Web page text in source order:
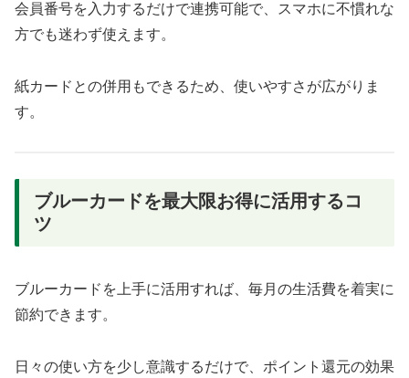
会員番号を入力するだけで連携可能で、スマホに不慣れな
方でも迷わず使えます。
紙カードとの併用もできるため、使いやすさが広がりま
す。
ブルーカードを最大限お得に活用するコ
ツ
ブルーカードを上手に活用すれば、毎月の生活費を着実に
節約できます。
日々の使い方を少し意識するだけで、ポイント還元の効果